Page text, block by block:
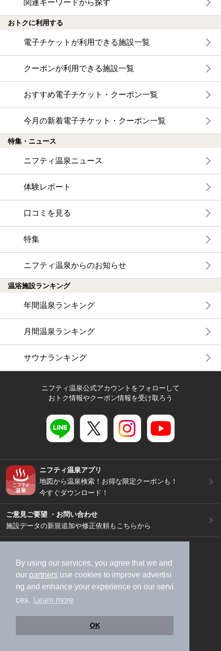
By using our services, you agree that we and
our partners use cookies to improve advertisi
ng and enhance your experience on our servi
ces.
Learn more
OK
関連キーワードから探す
おトクに利用する
電子チケットが利用できる施設一覧
クーポンが利用できる施設一覧
おすすめ電子チケット・クーポン一覧
今月の新着電子チケット・クーポン一覧
特集・ニュース
ニフティ温泉ニュース
体験レポート
口コミを見る
特集
ニフティ温泉からのお知らせ
温浴施設ランキング
年間温泉ランキング
月間温泉ランキング
サウナランキング
ニフティ温泉公式アカウントをフォローして
おトク情報やクーポン情報を受け取ろう
ニフティ温泉アプリ
地図から温泉検索！お得な限定クーポンも！
今すぐダウンロード！
ご意見ご要望 ・お問い合わせ
施設データの新規追加や修正依頼もこちらから
加盟店募集（資料請求）
広告出稿のご案内
利用規約
ライフスタイルMEMBERS+規約
特定商取引法に基づく表記
ヘルプ
採用情報
運営会社